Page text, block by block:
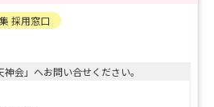
採用窓口
会」へお問い合せください。